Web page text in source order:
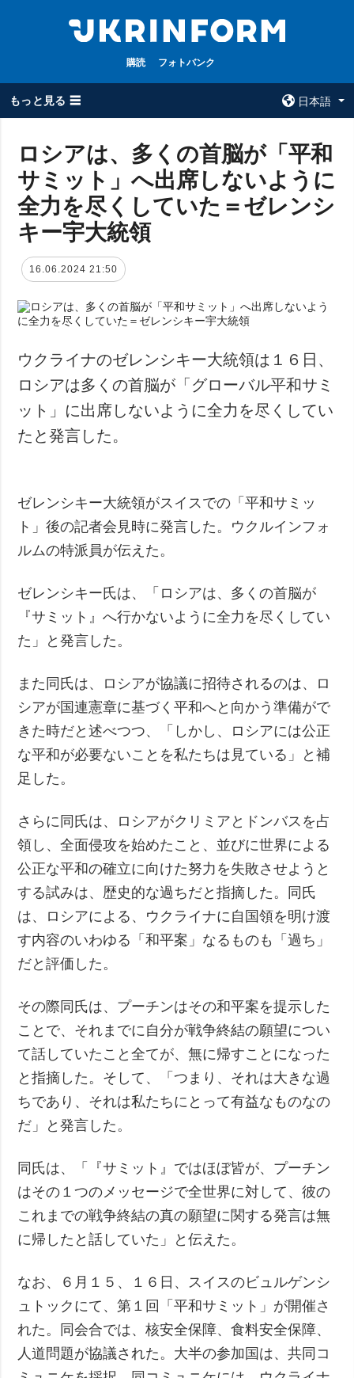
購読 フォトバンク
もっと見る ☰
日本語
全てのトピック
戦争
被占領地
経済・復興
防衛
社会・文化
スポーツ
犯罪
事故・緊急事態
ウクルインフォ
ルム
ウクルインフォル
追加
写真
動画
ロシアは、多くの首脳が「平和
サミット」へ出席しないように
全力を尽くしていた＝ゼレンシ
キー宇大統領
16.06.2024 21:50
ウクライナのゼレンシキー大統領は１６日、
ロシアは多くの首脳が「グローバル平和サミ
ット」に出席しないように全力を尽くしてい
たと発言した。
ゼレンシキー大統領がスイスでの「平和サミッ
ト」後の記者会見時に発言した。ウクルインフォ
ルムの特派員が伝えた。
ゼレンシキー氏は、「ロシアは、多くの首脳が
『サミット』へ行かないように全力を尽くしてい
た」と発言した。
また同氏は、ロシアが協議に招待されるのは、ロ
シアが国連憲章に基づく平和へと向かう準備がで
きた時だと述べつつ、「しかし、ロシアには公正
な平和が必要ないことを私たちは見ている」と補
足した。
さらに同氏は、ロシアがクリミアとドンバスを占
領し、全面侵攻を始めたこと、並びに世界による
公正な平和の確立に向けた努力を失敗させようと
する試みは、歴史的な過ちだと指摘した。同氏
は、ロシアによる、ウクライナに自国領を明け渡
す内容のいわゆる「和平案」なるものも「過ち」
だと評価した。
その際同氏は、プーチンはその和平案を提示した
ことで、それまでに自分が戦争終結の願望につい
て話していたこと全てが、無に帰すことになった
と指摘した。そして、「つまり、それは大きな過
ちであり、それは私たちにとって有益なものなの
だ」と発言した。
同氏は、「『サミット』ではほぼ皆が、プーチン
はその１つのメッセージで全世界に対して、彼の
これまでの戦争終結の真の願望に関する発言は無
に帰したと話していた」と伝えた。
なお、６月１５、１６日、スイスのビュルゲンシ
ュトックにて、第１回「平和サミット」が開催さ
れた。同会合では、核安全保障、食料安全保障、
人道問題が協議された。大半の参加国は、共同コ